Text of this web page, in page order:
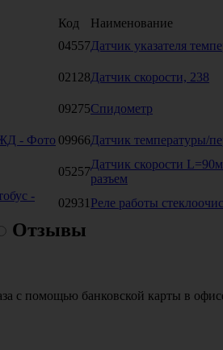
Код Наименование
04557Датчик указателя
02128Датчик скорости, 238
09275Спидометр
09966Датчик температуры/
05257
Датчик скорости
разъем
02931 Реле работы
Отзывы
с помощью банковской карты в